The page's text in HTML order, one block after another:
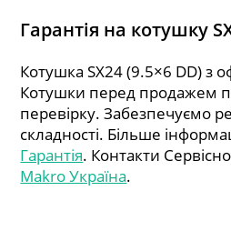
Гарантія на котушку
Котушка SX24 (9.5×6 DD) з
Котушки перед продажем
перевірку. Забезпечуємо
складності. Більше
Гарантія. Контакти
Makro Україна.